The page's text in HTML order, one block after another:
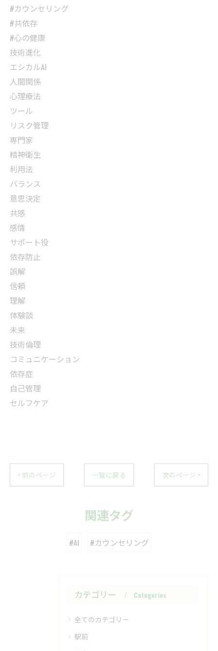
#カウンセリング
#共依存
#心の健康
技術進化
エシカルAI
人間関係
心理療法
ツール
リスク管理
専門家
精神衛生
利用法
バランス
意思決定
共感
感情
サポート役
依存防止
誤解
信頼
理解
体験談
未来
技術倫理
コミュニケーション
依存症
自己管理
セルフケア
< 前のページ 一覧に戻る 次のページ >
関連タグ
#AI #カウンセリング
カテゴリー Categories
全てのカテゴリー
駅前